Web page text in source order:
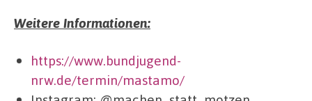
Weitere Informationen:
https://www.bundjugend-
nrw.de/termin/mastamo/